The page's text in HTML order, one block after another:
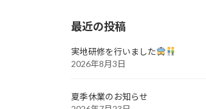
最近の投稿
実地研修を行いました
2026年8月3日
夏季休業のお知らせ